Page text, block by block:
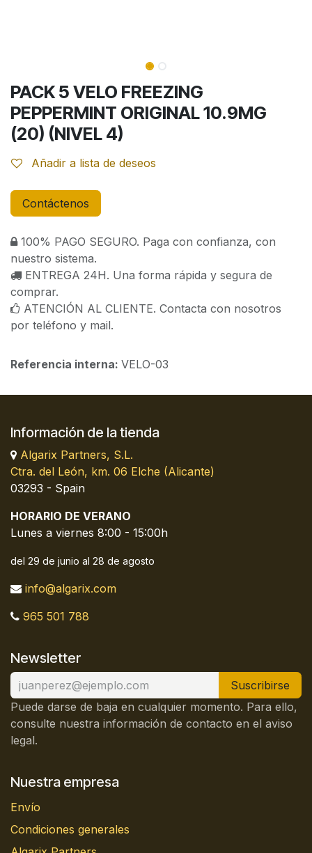
PACK 5 VELO FREEZING
PEPPERMINT ORIGINAL 10.9MG
(20) (NIVEL 4)
Añadir a lista de deseos
Contáctenos
100% PAGO SEGURO. Paga con confianza, con
nuestro sistema.
ENTREGA 24H. Una forma rápida y segura de
comprar.
ATENCIÓN AL CLIENTE. Contacta con nosotros
por teléfono y mail.
Referencia interna: VELO-03
Información de la tienda
Algarix Partners, S.L.
Ctra. del León, km. 06 Elche (Alicante)
03293 - Spain
HORARIO DE VERANO
Lunes a viernes 8:00 - 15:00h
del 29 de junio al 28 de agosto
info@algarix.com
965 501 788
Newsletter
Suscribirse
Puede darse de baja en cualquier momento. Para ello,
consulte nuestra información de contacto en el aviso
legal.
Nuestra empresa
Envío
Condiciones generales